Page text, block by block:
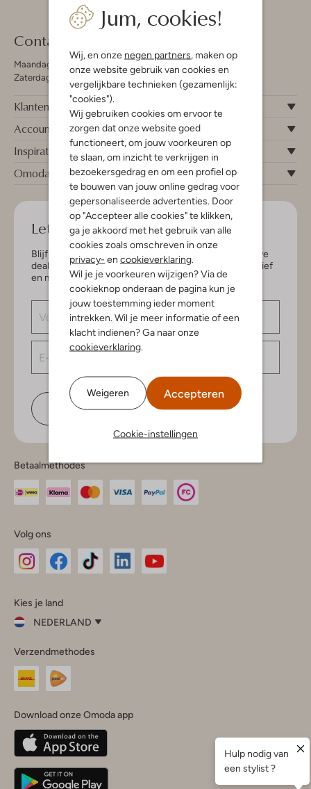
Jum, cookies!
Wij, en onze negen partners , maken op
onze website gebruik van cookies en
vergelijkbare technieken (gezamenlijk:
"cookies").
Wij gebruiken cookies om ervoor te
zorgen dat onze website goed
functioneert, om jouw voorkeuren op
te slaan, om inzicht te verkrijgen in
bezoekersgedrag en om een profiel op
te bouwen van jouw online gedrag voor
gepersonaliseerde advertenties. Door
op "Accepteer alle cookies" te klikken,
ga je akkoord met het gebruik van alle
cookies zoals omschreven in onze
privacy- en cookieverklaring
Wil je je voorkeuren wijzigen? Via de
cookieknop onderaan de pagina kun je
jouw toestemming ieder moment
intrekken. Wil je meer informatie of een
klacht indienen? Ga naar onze
cookieverklaring
Weigeren Accepteren
Cookie-instellingen
Contact
Maandag - Vrijdag 09:00 - 19:00 uur
Zaterdag 09:00 - 17:00 uur
Klantenservice
Account
Inspiratie
Omoda
Let's keep in touch!
Blijf op de hoogte van de nieuwste items en exclusieve
deals, speciaal voor jou. Schrijf je in voor de nieuwsbrief
en maak kans op € 150,- shoptegoed.
Schrijf je in
Betaalmethodes
Volg ons
InstagramFacebook
Kies je land
NEDERLAND
je
land
Nederland
Belgique(Français)
Deutschland
Verzendmethodes
Download onze Omoda app